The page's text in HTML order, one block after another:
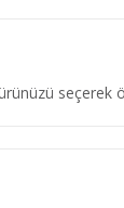
seçerek